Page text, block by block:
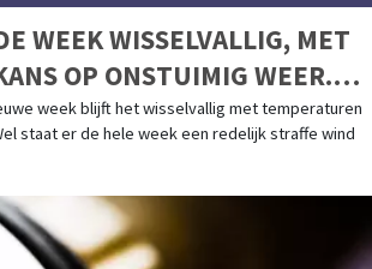
WEEK WISSELVALLIG, MET
OP ONSTUIMIG WEER.
EEN STUK RUSTIGER
week blijft het wisselvallig met temperaturen
staat er de hele week een redelijk straffe wind